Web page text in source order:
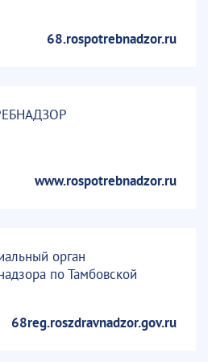
68.rospotrebnadzor.ru
www.rospotrebnadzor.ru
орган
по Тамбовской
68reg.roszdravnadzor.gov.ru